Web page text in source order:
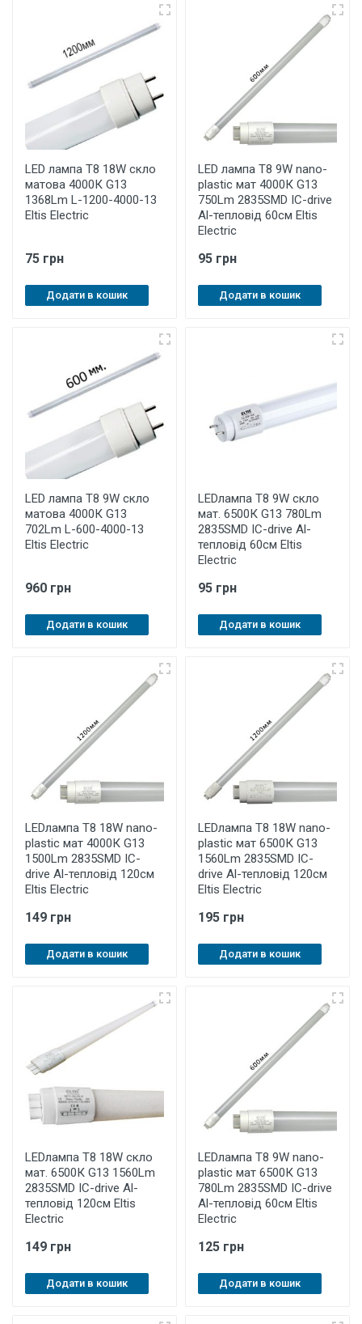
LED лампа Т8 18W скло
матова 4000К G13
1368Lm L-1200-4000-13
Eltis Electric
75 грн
Додати в кошик
LED лампа Т8 9W nano-
plastic мат 4000К G13
750Lm 2835SMD IC-drive
Al-тепловід 60см Eltis
Electric
95 грн
Додати в кошик
LED лампа Т8 9W скло
матова 4000К G13
702Lm L-600-4000-13
Eltis Electric
960 грн
Додати в кошик
LEDлампа Т8 9W скло
мат. 6500К G13 780Lm
2835SMD IC-drive Al-
тепловід 60см Eltis
Electric
95 грн
Додати в кошик
LEDлампа Т8 18W nano-
plastic мат 4000К G13
1500Lm 2835SMD IC-
drive Al-тепловід 120см
Eltis Electric
149 грн
Додати в кошик
LEDлампа Т8 18W nano-
plastic мат 6500К G13
1560Lm 2835SMD IC-
drive Al-тепловід 120см
Eltis Electric
195 грн
Додати в кошик
LEDлампа Т8 18W скло
мат. 6500К G13 1560Lm
2835SMD IC-drive Al-
тепловід 120см Eltis
Electric
149 грн
Додати в кошик
LEDлампа Т8 9W nano-
plastic мат 6500К G13
780Lm 2835SMD IC-drive
Al-тепловід 60см Eltis
Electric
125 грн
Додати в кошик